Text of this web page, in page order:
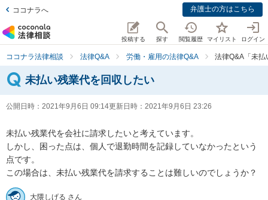
ココナラへ 弁護士の方はこちら
投稿する 探す 閲覧履歴 マイリスト ログイン
ココナラ法律相談 法律Q&A 労働・雇用の法律Q&A 法律Q&A「未
未払い残業代を回収したい
公開日時： 2021年9月6日 09:14更新日時： 2021年9月6日 23:26
未払い残業代を会社に請求したいと考えています。
しかし、困った点は、個人で退勤時間を記録していなかったという
点です。
この場合は、未払い残業代を請求することは難しいのでしょうか？
大隈しげる さん